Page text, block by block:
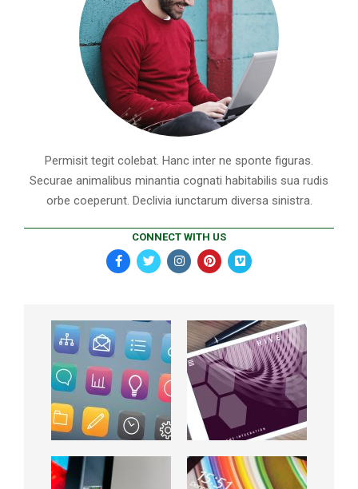
Permisit tegit colebat. Hanc inter ne sponte figuras.
Securae animalibus minantia cognati habitabilis sua rudis
orbe coeperunt. Declivia iunctarum diversa sinistra.
CONNECT WITH US